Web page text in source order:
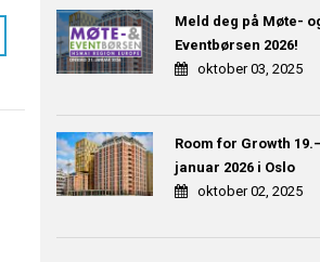
Meld deg på Møte-
Eventbørsen 2026!
oktober 03, 2025
Room for Growth
januar 2026 i Oslo
oktober 02, 2025